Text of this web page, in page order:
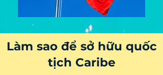
Làm sao để sở hữu quốc
tịch Caribe